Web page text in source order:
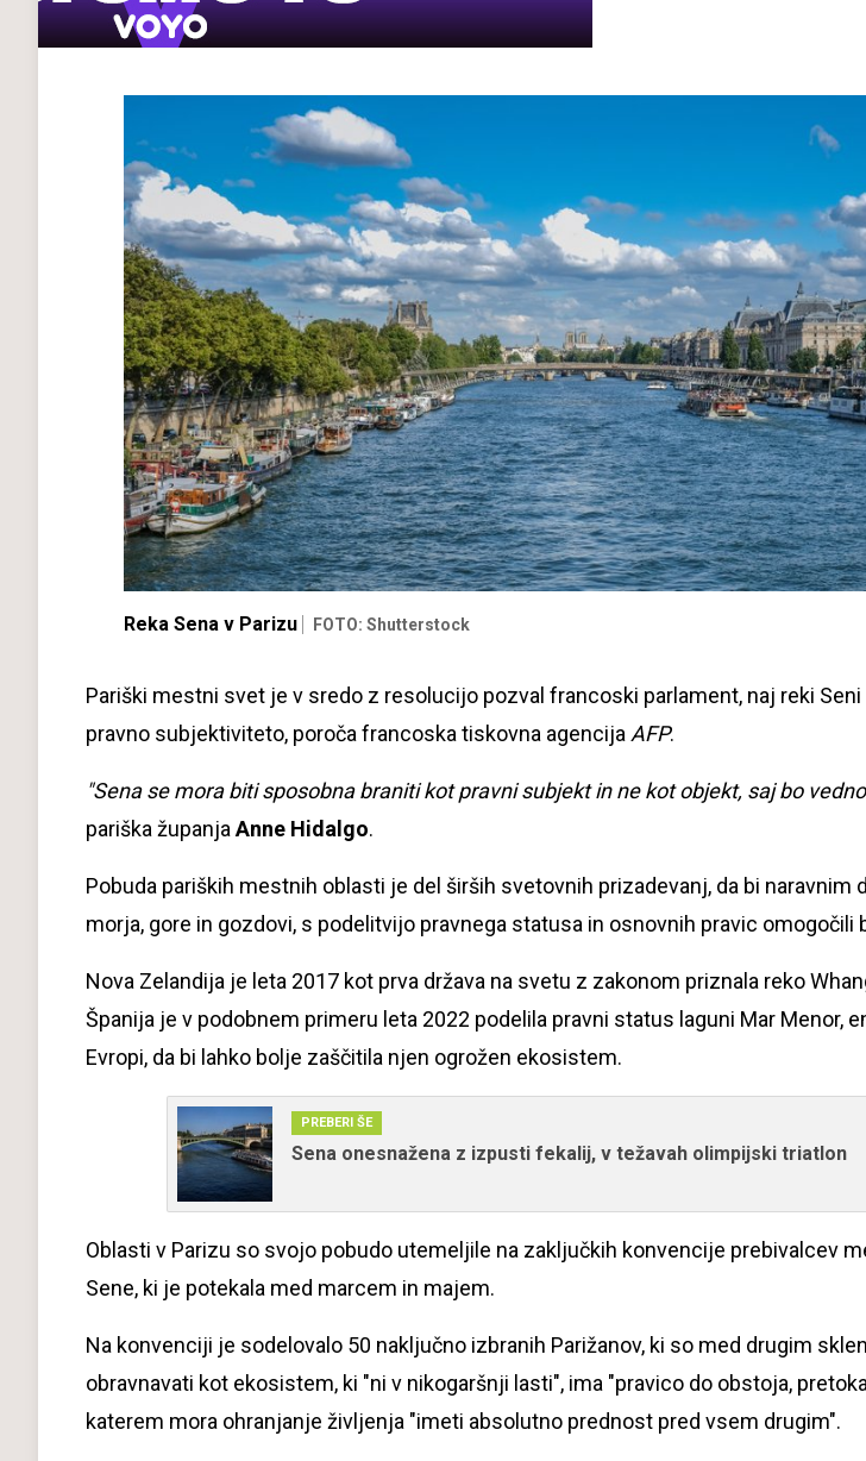
Reka Sena v Parizu FOTO: Shutterstock
Pariški mestni svet je v sredo z resolucijo pozval francoski parlament, naj reki
pravno subjektiviteto, poroča francoska tiskovna agencija AFP.
"Sena se mora biti sposobna braniti kot pravni subjekt in ne kot objekt, saj bo
pariška županja Anne Hidalgo.
Pobuda pariških mestnih oblasti je del širših svetovnih prizadevanj, da bi naravnim
morja, gore in gozdovi, s podelitvijo pravnega statusa in osnovnih pravic omogočili
Nova Zelandija je leta 2017 kot prva država na svetu z zakonom priznala reko
Španija je v podobnem primeru leta 2022 podelila pravni status laguni Mar Menor,
Evropi, da bi lahko bolje zaščitila njen ogrožen ekosistem.
PREBERI ŠE
Sena onesnažena z izpusti fekalij, v težavah olimpijski triatlon
Oblasti v Parizu so svojo pobudo utemeljile na zaključkih konvencije prebivalcev
Sene, ki je potekala med marcem in majem.
Na konvenciji je sodelovalo 50 naključno izbranih Parižanov, ki so med drugim
obravnavati kot ekosistem, ki "ni v nikogaršnji lasti", ima "pravico do obstoja,
katerem mora ohranjanje življenja "imeti absolutno prednost pred vsem drugim".